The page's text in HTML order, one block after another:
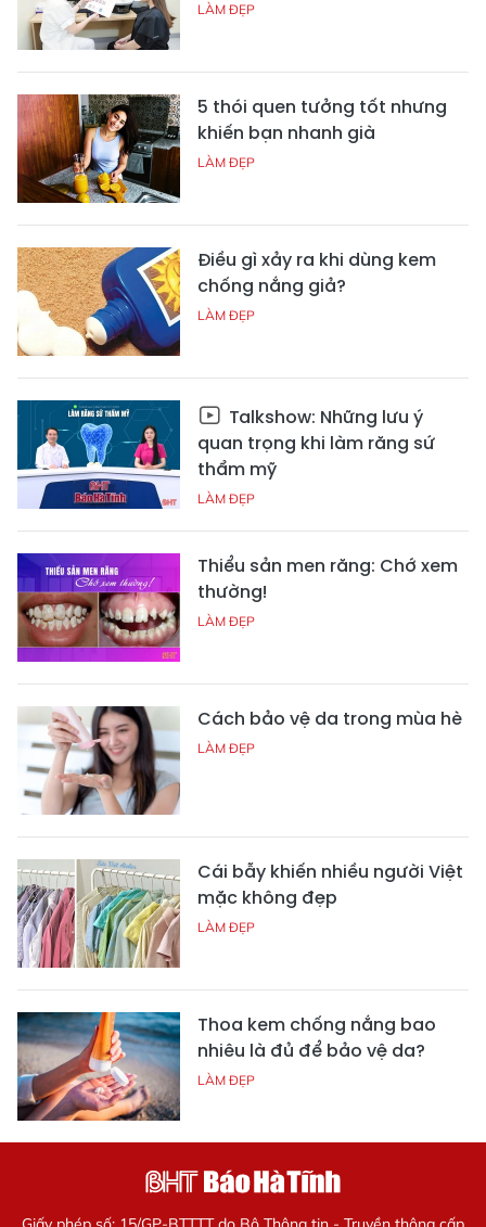
LÀM ĐẸP
5 thói quen tưởng tốt nhưng
khiến bạn nhanh già
LÀM ĐẸP
Điều gì xảy ra khi dùng kem
chống nắng giả?
LÀM ĐẸP
Talkshow: Những lưu ý
quan trọng khi làm răng sứ
thẩm mỹ
LÀM ĐẸP
Thiểu sản men răng: Chớ xem
thường!
LÀM ĐẸP
Cách bảo vệ da trong mùa hè
LÀM ĐẸP
Cái bẫy khiến nhiều người Việt
mặc không đẹp
LÀM ĐẸP
Thoa kem chống nắng bao
nhiêu là đủ để bảo vệ da?
LÀM ĐẸP